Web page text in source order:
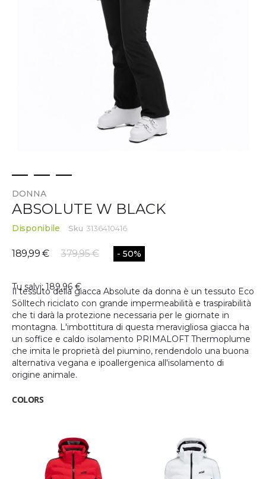
all'inizio
della
galleria
di
DONNA
ABSOLUTE W BLACK
Disponibile Sku 3136410416
189,99 €
Tu salvi: 189,96 €
379,95 € - 50%
Il tessuto della giacca Absolute da donna è un tessuto Eco
Sölltech riciclato con grande impermeabilità e traspirabilità
che ti darà la protezione necessaria per le giornate in
montagna. L'imbottitura di questa meravigliosa giacca ha
un soffice e caldo isolamento PRIMALOFT Thermoplume
che imita le proprietà del piumino, rendendolo una buona
alternativa vegana e ipoallergenica all'isolamento di
origine animale.
COLORS